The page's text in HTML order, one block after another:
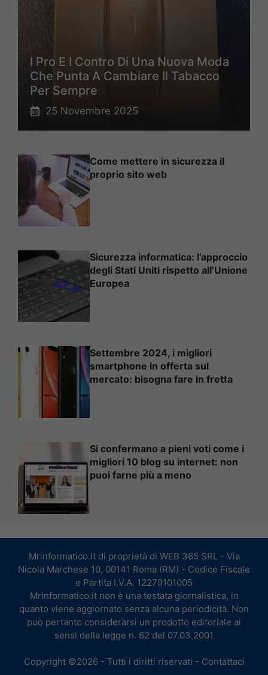
I Pro E I Contro Di Una Nuova Moda
Che Punta A Cambiare Il Tabacco
Per Sempre
25 Novembre 2025
Come mettere in sicurezza il
proprio sito web
Sicurezza informatica: l’approccio
degli Stati Uniti rispetto all’Unione
Europea
Settembre 2024, i migliori
smartphone in offerta sul
mercato: bisogna fare in fretta
Si confermano a pieni voti come i
migliori 10 blog su internet: non
puoi farne più a meno
Mrinformatico.it di proprietà di WEB 365 SRL - Via
Nicola Marchese 10, 00141 Roma (RM) - Codice Fiscale
e Partita I.V.A. 12279101005
Mrinformatico.it non è una testata giornalistica, in
quanto viene aggiornato senza alcuna periodicità. Non
può pertanto considerarsi un prodotto editoriale ai
sensi della legge n. 62 del 07.03.2001
Copyright ©2026 - Tutti i diritti riservati - Contattaci